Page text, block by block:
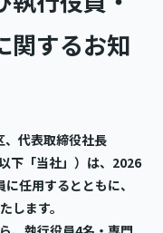
関するお知
、代表取締役社長
下「当社」）は、2026
任用するとともに、
します。